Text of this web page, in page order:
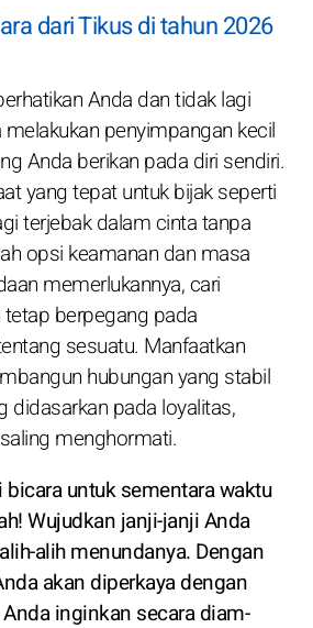
dari Tikus di tahun 2026
Anda dan tidak lagi
penyimpangan kecil
Anda berikan pada diri sendiri.
yang tepat untuk bijak seperti
terjebak dalam cinta tanpa
opsi keamanan dan masa
memerlukannya, cari
berpegang pada
sesuatu. Manfaatkan
hubungan yang stabil
didasarkan pada loyalitas,
menghormati.
bicara untuk sementara waktu
Wujudkan janji-janji Anda
alih menundanya. Dengan
akan diperkaya dengan
inginkan secara diam-